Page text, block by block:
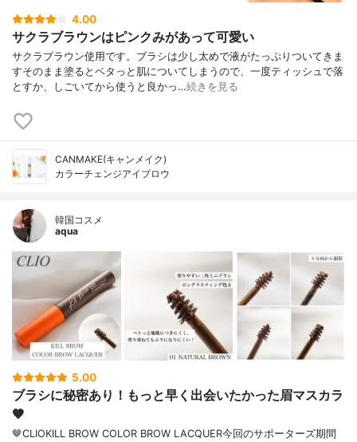
4.00
サクラブラウンはピンクみがあって可愛い
サクラブラウン使用です。ブラシは少し太めで液がたっぷりついてきま
すそのまま塗るとベタっと肌についてしまうので、一度ティッシュで落
とすか、しごいてから使うと良かっ…続きを見る
CANMAKE(キャンメイク)
カラーチェンジアイブロウ
韓国コスメ
aqua
5.00
ブラシに秘密あり！もっと早く出会いたかった眉マスカラ
🤎
🤎CLIOKILL BROW COLOR BROW LACQUER今回のサポーターズ期間